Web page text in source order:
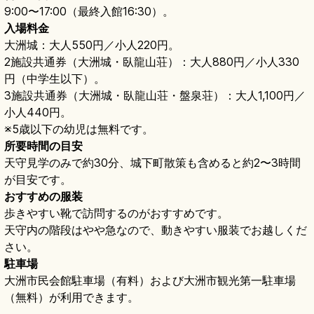
9:00〜17:00（最終入館16:30）。
入場料金
大洲城：大人550円／小人220円。
2施設共通券（大洲城・臥龍山荘）：大人880円／小人330
円（中学生以下）。
3施設共通券（大洲城・臥龍山荘・盤泉荘）：大人1,100円／
小人440円。
※5歳以下の幼児は無料です。
所要時間の目安
天守見学のみで約30分、城下町散策も含めると約2〜3時間
が目安です。
おすすめの服装
歩きやすい靴で訪問するのがおすすめです。
天守内の階段はやや急なので、動きやすい服装でお越しくだ
さい。
駐車場
大洲市民会館駐車場（有料）および大洲市観光第一駐車場
（無料）が利用できます。